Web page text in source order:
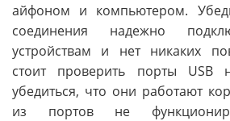
айфоном и компьютером.
соединения надежно
устройствам и нет никаких
стоит проверить порты USB
убедиться, что они работают
из портов не